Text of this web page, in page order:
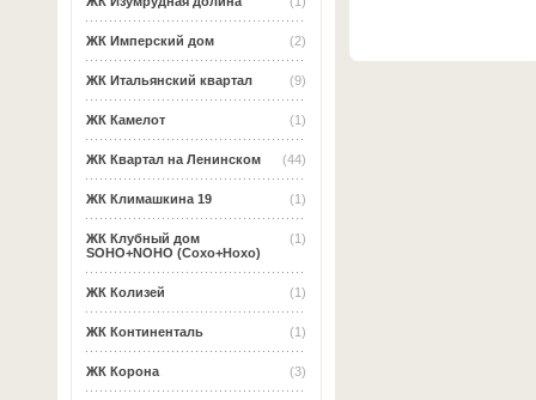
(2)
ЖК Имперский дом
(9)
ЖК Итальянский квартал
(1)
ЖК Камелот
(44)
ЖК Квартал на Ленинском
(1)
ЖК Климашкина 19
(1)
ЖК Клубный дом
SOHO+NOHO (Сохо+Нохо)
(1)
ЖК Колизей
(1)
ЖК Континенталь
(3)
ЖК Корона